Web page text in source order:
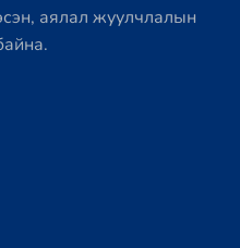
аялал жуулчлалын